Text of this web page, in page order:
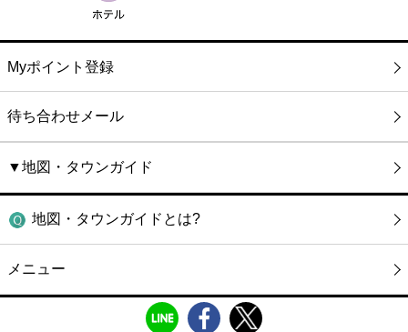
Myポイント登録
待ち合わせメール
▼地図・タウンガイド
地図・タウンガイドとは?
メニュー